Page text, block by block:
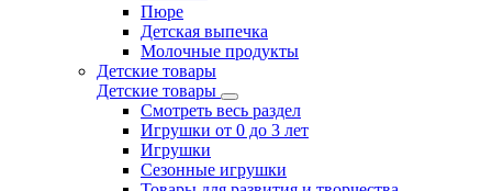
Пюре
Детская выпечка
Молочные продукты
Детские товары
Детские товары
Смотреть весь раздел
Игрушки от 0 до 3 лет
Игрушки
Сезонные игрушки